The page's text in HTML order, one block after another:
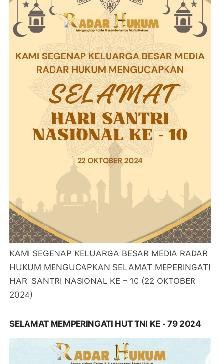
KAMI SEGENAP KELUARGA BESAR MEDIA RADAR
HUKUM MENGUCAPKAN SELAMAT MEPERINGATI
HARI SANTRI NASIONAL KE – 10 (22 OKTOBER
2024)
SELAMAT MEMPERINGATI HUT TNI KE - 79 2024